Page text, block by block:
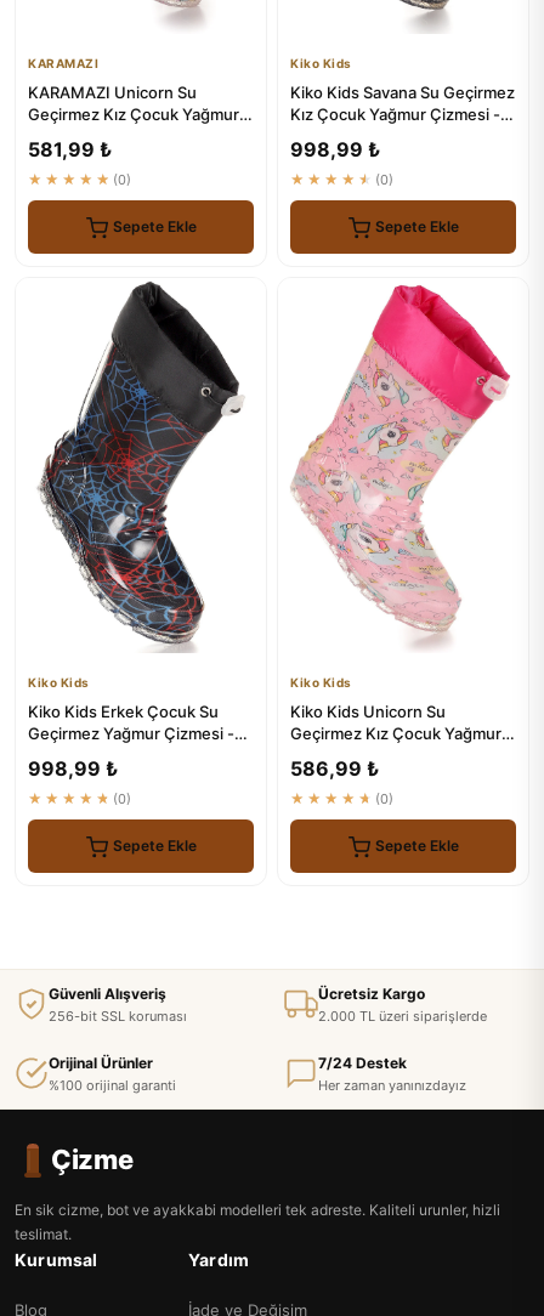
KARAMAZI
KARAMAZI Unicorn Su
Geçirmez Kız Çocuk Yağmur
581,99 ₺
★★★★★ (0)
Sepete Ekle
Kiko Kids
Kiko Kids Savana Su Geçirmez
Kız Çocuk Yağmur Çizmesi -
998,99 ₺
★★★★★ (0)
Sepete Ekle
Kiko Kids
Kiko Kids Erkek Çocuk Su
Geçirmez Yağmur Çizmesi -
998,99 ₺
★★★★★ (0)
Sepete Ekle
Kiko Kids
Kiko Kids Unicorn Su
Geçirmez Kız Çocuk Yağmur
586,99 ₺
★★★★★ (0)
Sepete Ekle
Güvenli Alışveriş
256-bit SSL koruması
Ücretsiz Kargo
2.000 TL üzeri siparişlerde
Orijinal Ürünler
%100 orijinal garanti
7/24 Destek
Her zaman yanınızdayız
Çizme
En sik cizme, bot ve ayakkabi modelleri tek adreste. Kaliteli urunler, hizli
teslimat.
Kurumsal
Blog
Yardım
İade ve Değişim